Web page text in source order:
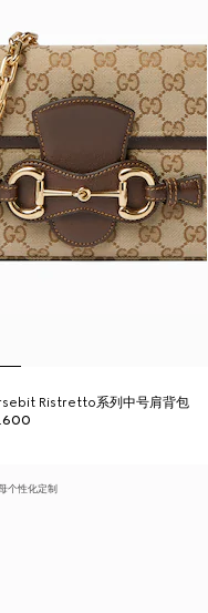
Ristretto系列中号肩背包
个性化定制